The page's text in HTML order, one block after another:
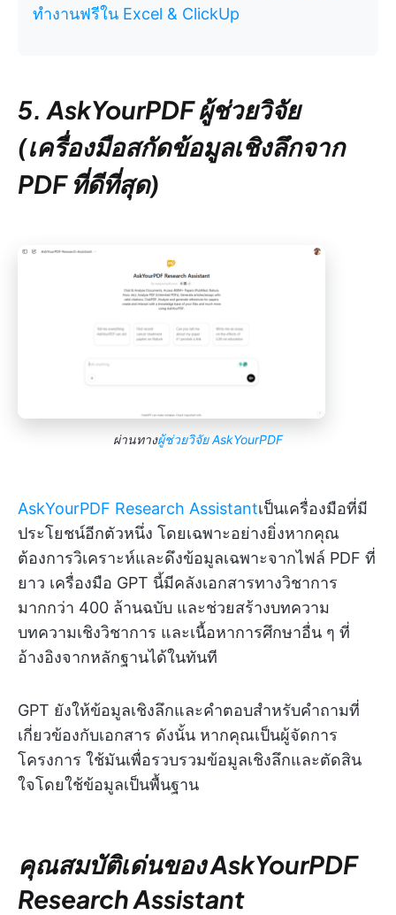
ทำงานฟรีใน Excel & ClickUp
5. AskYourPDF ผู้ช่วยวิจัย
(เครื่องมือสกัดข้อมูลเชิงลึกจาก
PDF ที่ดีที่สุด)
ผ่านทางผู้ช่วยวิจัย AskYourPDF
AskYourPDF Research Assistantเป็นเครื่องมือที่มี
ประโยชน์อีกตัวหนึ่ง โดยเฉพาะอย่างยิ่งหากคุณ
ต้องการวิเคราะห์และดึงข้อมูลเฉพาะจากไฟล์ PDF ที่
ยาว เครื่องมือ GPT นี้มีคลังเอกสารทางวิชาการ
มากกว่า 400 ล้านฉบับ และช่วยสร้างบทความ
บทความเชิงวิชาการ และเนื้อหาการศึกษาอื่น ๆ ที่
อ้างอิงจากหลักฐานได้ในทันที
GPT ยังให้ข้อมูลเชิงลึกและคำตอบสำหรับคำถามที่
เกี่ยวข้องกับเอกสาร ดังนั้น หากคุณเป็นผู้จัดการ
โครงการ ใช้มันเพื่อรวบรวมข้อมูลเชิงลึกและตัดสิน
ใจโดยใช้ข้อมูลเป็นพื้นฐาน
คุณสมบัติเด่นของ AskYourPDF
Research Assistant